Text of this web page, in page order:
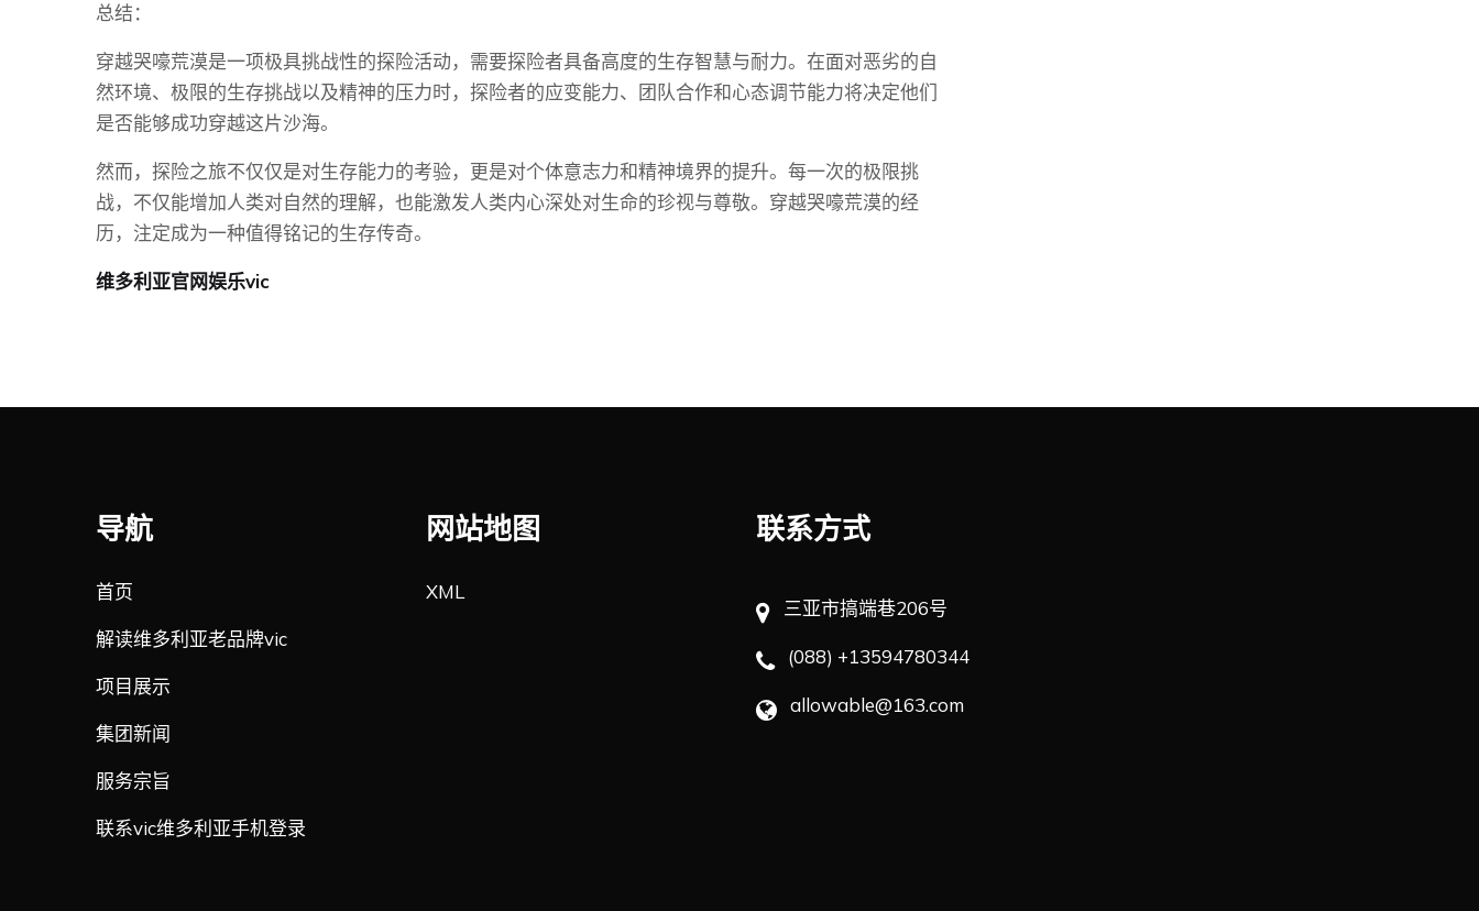
总结：
穿越哭嚎荒漠是一项极具挑战性的探险活动，需要探险者具备高度的生存智慧与耐力。在面对恶劣的自
然环境、极限的生存挑战以及精神的压力时，探险者的应变能力、团队合作和心态调节能力将决定他们
是否能够成功穿越这片沙海。
然而，探险之旅不仅仅是对生存能力的考验，更是对个体意志力和精神境界的提升。每一次的极限挑
战，不仅能增加人类对自然的理解，也能激发人类内心深处对生命的珍视与尊敬。穿越哭嚎荒漠的经
历，注定成为一种值得铭记的生存传奇。
维多利亚官网娱乐vic
导航
首页
解读维多利亚老品牌vic
项目展示
集团新闻
服务宗旨
联系vic维多利亚手机登录
网站地图
XML
联系方式
三亚市搞端巷206号
(088) +13594780344
allowable@163.com